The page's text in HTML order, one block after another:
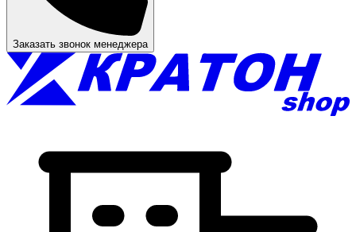
Заказать звонок менеджера